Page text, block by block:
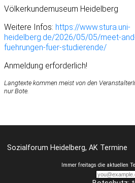
Völkerkundemuseum Heidelberg
Weitere Infos: https://www.stura.uni-
heidelberg.de/2026/05/05/meet-
fuehrungen-fuer-studierende/
Anmeldung erforderlich!
Langtexte kommen meist von den
nur Bote.
Sozialforum Heidelberg, AK Termine
Immer freitags die aktuellen